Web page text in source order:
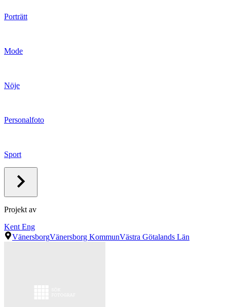
Porträtt
Mode
Nöje
Personalfoto
Sport
Projekt av
Kent Eng
VänersborgVänersborg KommunVästra Götalands Län